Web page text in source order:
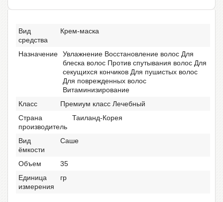
Вид
средства
Крем-маска
Назначение
Увлажнение Восстановление волос Для
блеска волос Против спутывания волос Для
секущихся кончиков Для пушистых волос
Для поврежденных волос
Витаминизирование
Класс
Премиум класс Лечебный
Страна
производитель
Таиланд-Корея
Вид
ёмкости
Саше
Объем
35
Единица
измерения
гр